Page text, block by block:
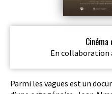
Cinéma
En collaboration
Parmi les vagues est un